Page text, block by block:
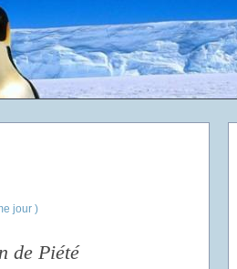
de Piété